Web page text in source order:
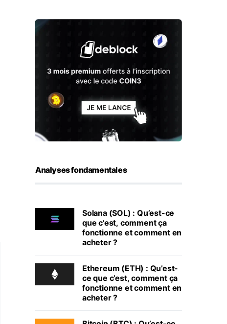
Analyses fondamentales
Solana (SOL) : Qu’est-ce
que c’est, comment ça
fonctionne et comment en
acheter ?
Ethereum (ETH) : Qu’est-
ce que c’est, comment ça
fonctionne et comment en
acheter ?